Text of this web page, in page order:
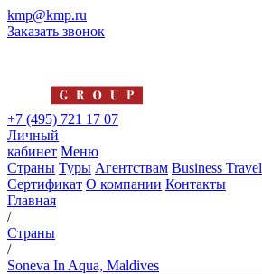
kmp@kmp.ru
Заказать звонок
+7 (495) 721 17 07
Личный
кабинет Меню
Страны Туры Агентствам Business Travel
Сертификат О компании Контакты
Главная
/
Страны
/
Soneva In Aqua, Maldives